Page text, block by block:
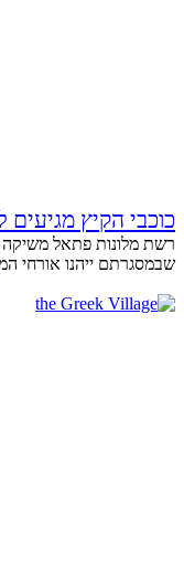
כוכבי הקיץ
רשת מלונות פתאל
שבמסגרתם ייהנו אורחי